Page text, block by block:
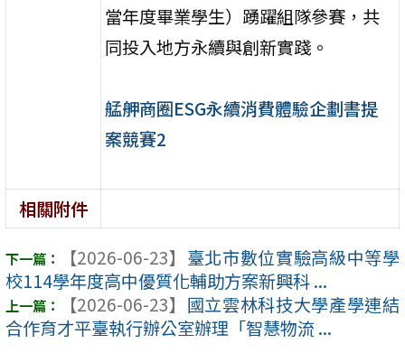
當年度畢業學生）踴躍組隊參賽，共
同投入地方永續與創新實踐。
艋舺商圈ESG永續消費體驗企劃書提
案競賽2
相關附件
【2026-06-23】 臺北市數位實驗高級中等學
校114學年度高中優質化輔助方案新興科 ...
【2026-06-23】 國立雲林科技大學產學連結
合作育才平臺執行辦公室辦理「智慧物流 ...